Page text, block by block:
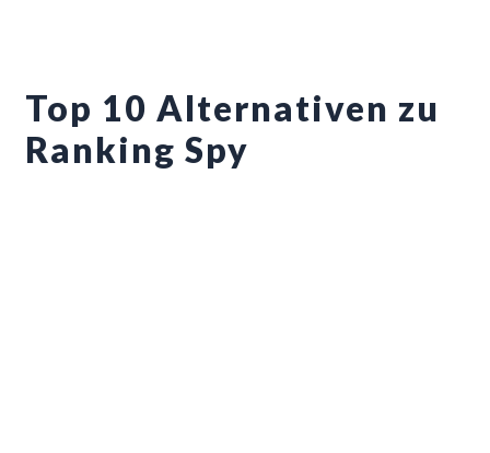
Top 10 Alternativen zu
Ranking Spy